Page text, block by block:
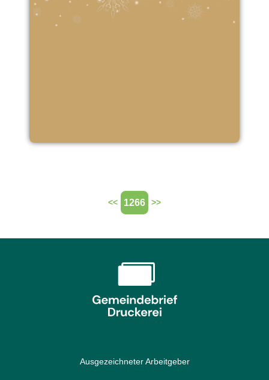
<< 1266 >>
Ausgezeichneter Arbeitgeber